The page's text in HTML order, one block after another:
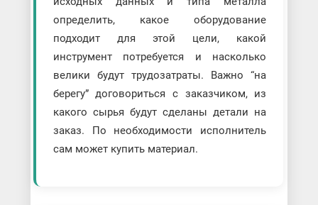
определить, какое оборудование
подходит для этой цели, какой
инструмент потребуется и насколько
велики будут трудозатраты. Важно “на
берегу” договориться с заказчиком, из
какого сырья будут сделаны детали на
заказ. По необходимости исполнитель
сам может купить материал.